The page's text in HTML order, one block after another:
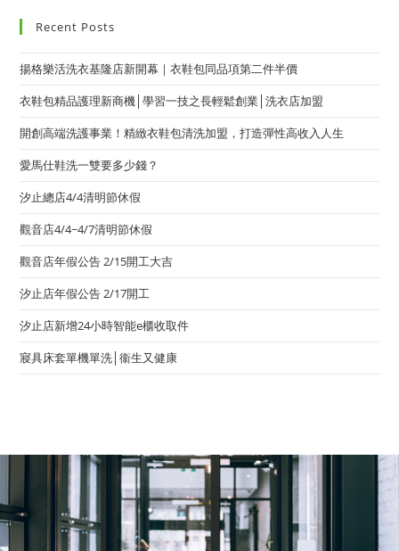
Recent Posts
揚格樂活洗衣基隆店新開幕｜衣鞋包同品項第二件半價
衣鞋包精品護理新商機│學習一技之長輕鬆創業│洗衣店加盟
開創高端洗護事業！精緻衣鞋包清洗加盟，打造彈性高收入人生
愛馬仕鞋洗一雙要多少錢？
汐止總店4/4清明節休假
觀音店4/4~4/7清明節休假
觀音店年假公告 2/15開工大吉
汐止店年假公告 2/17開工
汐止店新增24小時智能e櫃收取件
寢具床套單機單洗│衞生又健康